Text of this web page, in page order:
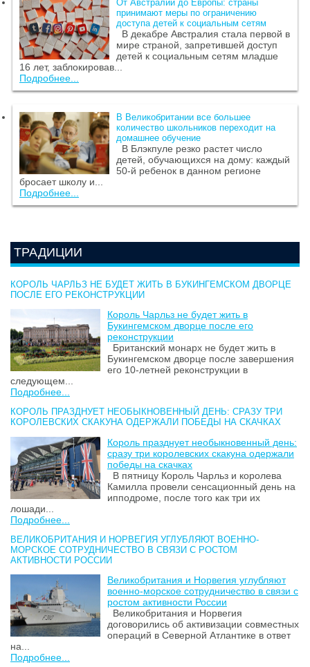
От Австралии до Европы: страны
принимают меры по ограничению
доступа детей к социальным сетям
В декабре Австралия стала первой в
мире страной, запретившей доступ
детей к социальным сетям младше
16 лет, заблокировав...
Подробнее...
В Великобритании все большее
количество школьников переходит на
домашнее обучение
В Блэкпуле резко растет число
детей, обучающихся на дому: каждый
50-й ребенок в данном регионе
бросает школу и...
Подробнее...
ТРАДИЦИИ
КОРОЛЬ ЧАРЛЬЗ НЕ БУДЕТ ЖИТЬ В БУКИНГЕМСКОМ ДВОРЦЕ
ПОСЛЕ ЕГО РЕКОНСТРУКЦИИ
Король Чарльз не будет жить в
Букингемском дворце после его
реконструкции
Британский монарх не будет жить в
Букингемском дворце после завершения
его 10-летней реконструкции в
следующем...
Подробнее...
КОРОЛЬ ПРАЗДНУЕТ НЕОБЫКНОВЕННЫЙ ДЕНЬ: СРАЗУ ТРИ
КОРОЛЕВСКИХ СКАКУНА ОДЕРЖАЛИ ПОБЕДЫ НА СКАЧКАХ
Король празднует необыкновенный день:
сразу три королевских скакуна одержали
победы на скачках
В пятницу Король Чарльз и королева
Камилла провели сенсационный день на
ипподроме, после того как три их
лошади...
Подробнее...
ВЕЛИКОБРИТАНИЯ И НОРВЕГИЯ УГЛУБЛЯЮТ ВОЕННО-
МОРСКОЕ СОТРУДНИЧЕСТВО В СВЯЗИ С РОСТОМ
АКТИВНОСТИ РОССИИ
Великобритания и Норвегия углубляют
военно-морское сотрудничество в связи с
ростом активности России
Великобритания и Норвегия
договорились об активизации совместных
операций в Северной Атлантике в ответ
на...
Подробнее...